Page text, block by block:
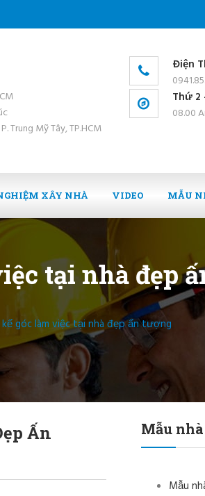
Trung Mỹ Tây, TP.HCM
Điện
Thứ 2
08.00
XÂY NHÀ VIDEO MẪU
tại nhà đẹp
góc làm việc tại nhà đẹp ấn tượng
Ấn
Mẫu nhà
Mẫu